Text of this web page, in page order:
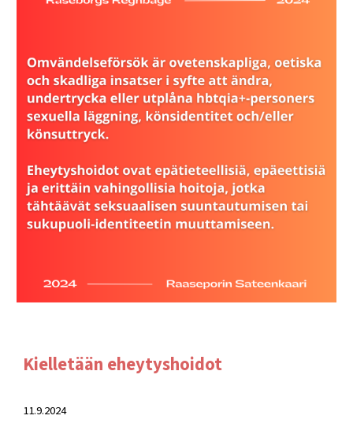
Kielletään eheytyshoidot
11.9.2024